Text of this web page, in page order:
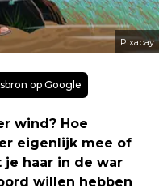
Pixabay
op Google
wind? Hoe
eigenlijk mee of
haar in de war
willen hebben